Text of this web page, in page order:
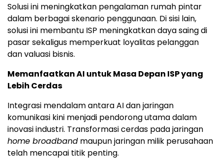
Solusi ini meningkatkan pengalaman rumah pintar
dalam berbagai skenario penggunaan. Di sisi lain,
solusi ini membantu ISP meningkatkan daya saing di
pasar sekaligus memperkuat loyalitas pelanggan
dan valuasi bisnis.
Memanfaatkan AI untuk Masa Depan ISP yang
Lebih Cerdas
Integrasi mendalam antara AI dan jaringan
komunikasi kini menjadi pendorong utama dalam
inovasi industri. Transformasi cerdas pada jaringan
home broadband maupun jaringan milik perusahaan
telah mencapai titik penting.